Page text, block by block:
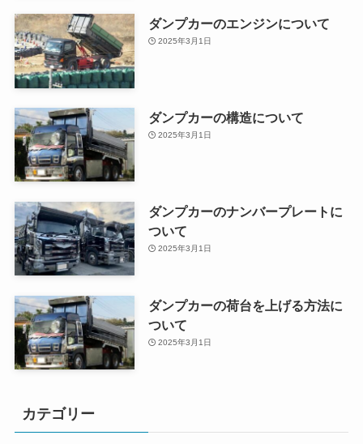
ダンプカーのエンジンについて
2025年3月1日
ダンプカーの構造について
2025年3月1日
ダンプカーのナンバープレートに
ついて
2025年3月1日
ダンプカーの荷台を上げる方法に
ついて
2025年3月1日
カテゴリー